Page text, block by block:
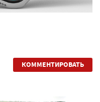
КОММЕНТИРОВАТЬ